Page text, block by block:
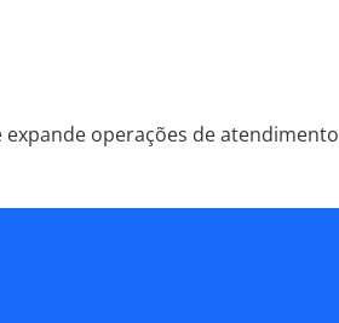
operações de atendimento